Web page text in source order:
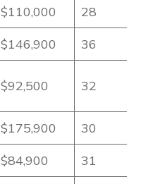
$110,000
28
$146,900
36
$92,500 32
$175,900
30
$84,900
31